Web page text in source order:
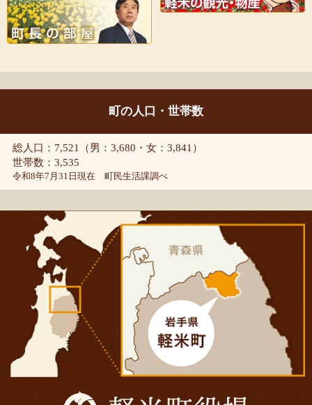
町の人口・世帯数
総人口：7,521（男：3,680・女：3,841）
世帯数：3,535
令和8年7月31日現在 町民生活課調べ